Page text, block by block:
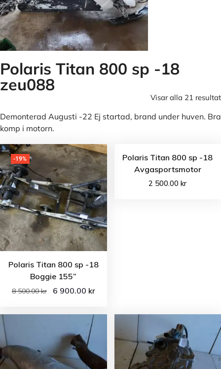
Polaris Titan 800 sp -18
zeu088
Visar alla 21 resultat
Demonterad Augusti -22 Ej startad, brand under huven. Bra
komp i motorn.
-19%
Polaris Titan 800 sp -18
Boggie 155”
8 500.00kr 6 900.00 kr
Polaris Titan 800 sp -18
Avgasportsmotor
2 500.00kr